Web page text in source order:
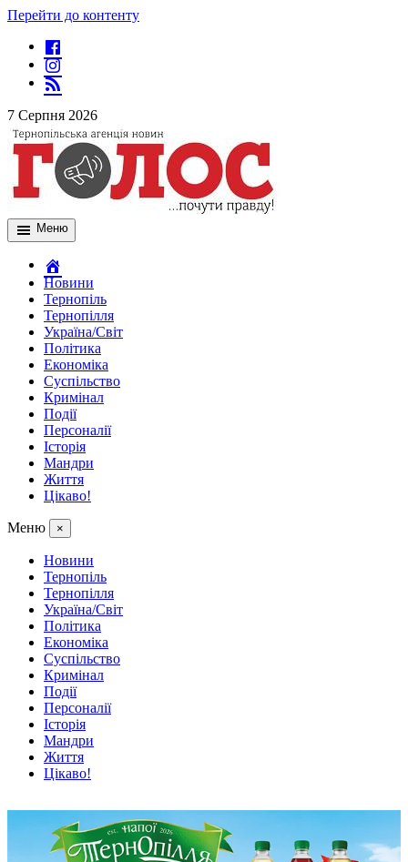
Перейти до контенту
7 Серпня 2026
Меню
Новини
Тернопіль
Тернопілля
Україна/Світ
Політика
Економіка
Суспільство
Кримінал
Події
Персоналії
Історія
Мандри
Життя
Цікаво!
Меню ×
Новини
Тернопіль
Тернопілля
Україна/Світ
Політика
Економіка
Суспільство
Кримінал
Події
Персоналії
Історія
Мандри
Життя
Цікаво!